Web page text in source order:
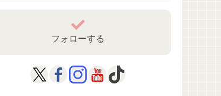
フォローする